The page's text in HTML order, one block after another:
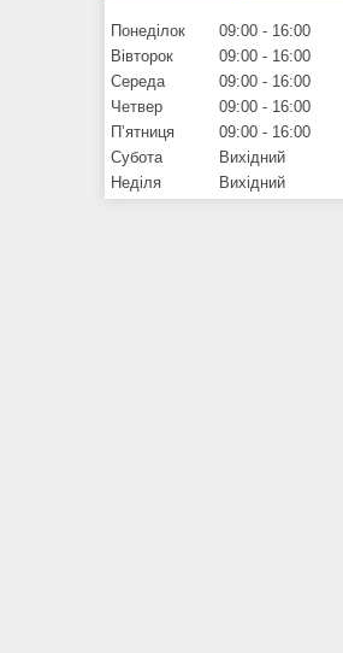
Понеділок 09:00
16:00
Вівторок
09:00
16:00
Середа
09:00
16:00
Четвер
09:00
16:00
Пʼятниця
09:00
16:00
Субота
Вихідний
Неділя
Вихідний